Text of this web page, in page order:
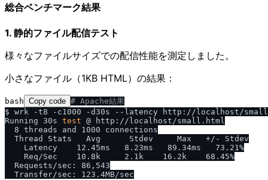
総合ベンチマーク結果
1. 静的ファイル配信テスト
様々なファイルサイズでの配信性能を測定しました。
小さなファイル（1KB HTML）の結果：
bash Copy code # Apache結果
$ wrk -t8 -c1000 -d30s --latency http://localhost/
Running 30s test @ http://localhost/small.html
  8 threads and 1000 connections
  Thread Stats   Avg      Stdev     Max   +/- Stdev
    Latency    12.45ms   8.23ms   89.34ms   73.21%
    Req/Sec    10.8k     2.1k    16.2k    68.45%
  Requests/sec: 86,543
  Transfer/sec: 123.4MB/sec